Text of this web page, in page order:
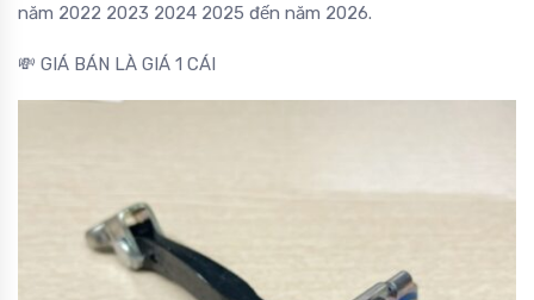
năm 2022 2023 2024 2025 đến năm 2026.
💸 GIÁ BÁN LÀ GIÁ 1 CÁI